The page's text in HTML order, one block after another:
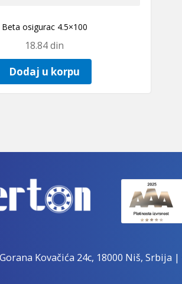
Beta osigurac 4.5×100
18.84din
Dodaj u korpu
Kovačića 24c, 18000 Niš, Srbija |